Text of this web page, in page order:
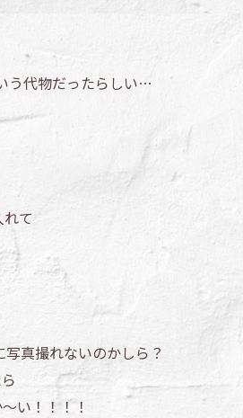
う代物だったらしい…
て
真撮れないのかしら？
い！！！！